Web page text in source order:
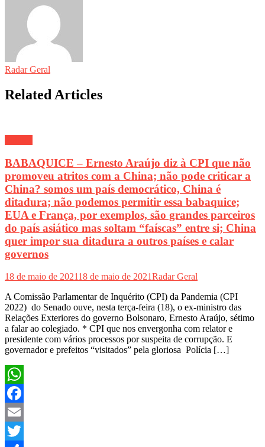
Radar Geral
Related Articles
BABAQUICE – Ernesto Araújo diz à CPI que não
promoveu atritos com a China; não pode criticar a
China? somos um país democrático, China é
ditadura; não podemos permitir essa babaquice;
EUA e França, por exemplos, são grandes parceiros
do país asiático mas soltam “faíscas” entre si; China
quer impor sua ditadura a outros países e calar
governos
18 de maio de 202118 de maio de 2021Radar Geral
A Comissão Parlamentar de Inquérito (CPI) da Pandemia (CPI
2022) do Senado ouve, nesta terça-feira (18), o ex-ministro das
Relações Exteriores do governo Bolsonaro, Ernesto Araújo, sétimo
a falar ao colegiado. * CPI que nos envergonha com relator e
presidente com vários processos por suspeita de corrupção. E
governador e prefeitos “visitados” pela gloriosa Polícia […]
WhatsApp
Facebook
Email